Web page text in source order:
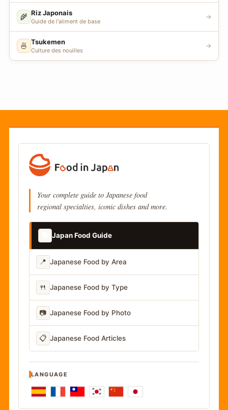
🌾 Riz Japonais
Guide de l'aliment de base
→
🍜 Tsukemen
Culture des nouilles
→
Your complete guide to Japanese food
regional specialties, iconic dishes and more.
Japan Food Guide
📍 Japanese Food by Area
🍴 Japanese Food by Type
📷 Japanese Food by Photo
📋 Japanese Food Articles
LANGUAGE